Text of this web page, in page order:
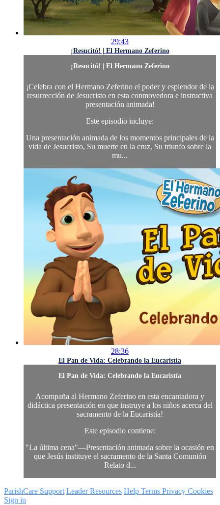
29:43
¡Resucitó! | El Hermano Zeferino
¡Resucitó! | El Hermano Zeferino
¡Celebra con el Hermano Zeferino el poder y esplendor de la
resurrección de Jesucristo en esta conmovedora e instructiva
presentación animada!
Este episodio incluye:
Una presentación animada de los momentos principales de la
vida de Jesucristo, Su muerte en la cruz, Su triunfo sobre la
mu...
28:36
El Pan de Vida: Celebrando la Eucaristía
El Pan de Vida: Celebrando la Eucaristía
Acompaña al Hermano Zeferino en esta encantadora y
didáctica presentación en que instruye a los niños acerca del
sacramento de la Eucaristía!
Este episodio contiene:
"La última cena"—Presentación animada sobre la ocasión en
que Jesús instituye el sacramento de la Santa Comunión
Relato d...
ParishCare Support Leader Resources Help Terms Privacy Cookies
Sign in